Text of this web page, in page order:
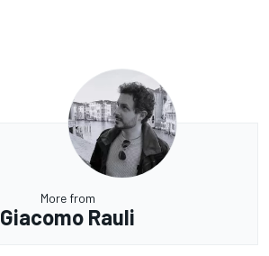
More from
Giacomo Rauli